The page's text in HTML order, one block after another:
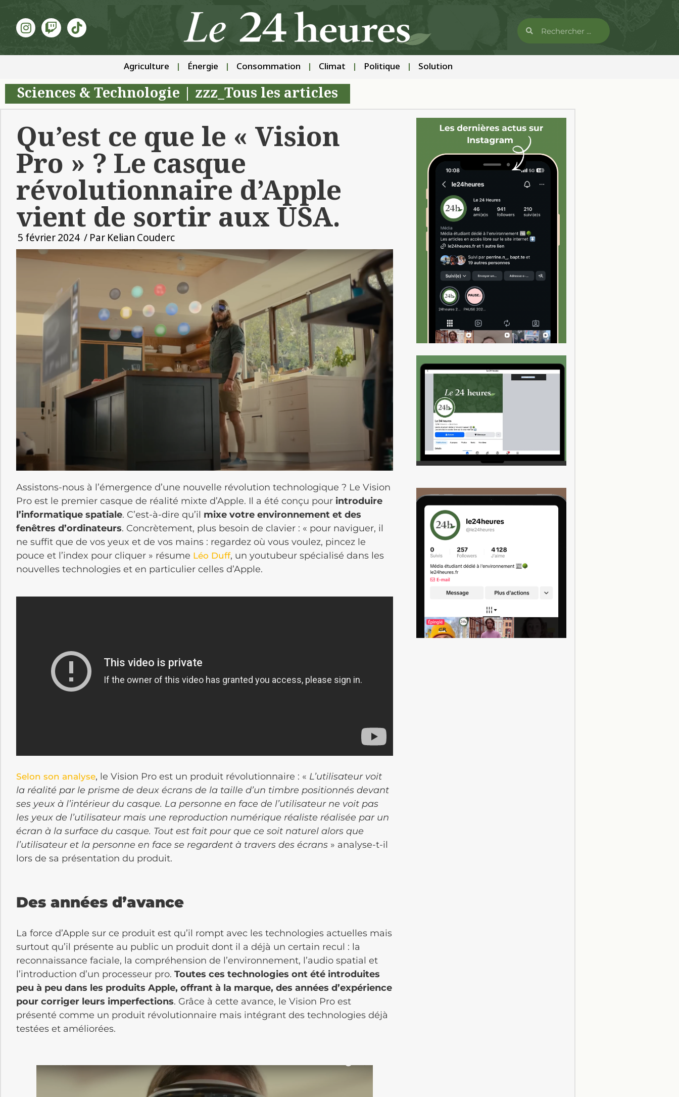
Agriculture Énergie Consommation Climat Politique Solution
Sciences & Technologie zzz_Tous les articles
Qu’est ce que le « Vision
Pro » ? Le casque
révolutionnaire d’Apple
vient de sortir aux USA.
5 février 2024 / Par Kelian Couderc
Assistons-nous à l’émergence d’une nouvelle révolution technologique ? Le Vision
Pro est le premier casque de réalité mixte d’Apple. Il a été conçu pour introduire
l’informatique spatiale. C’est-à-dire qu’il mixe votre environnement et des
fenêtres d’ordinateurs. Concrètement, plus besoin de clavier : « pour naviguer, il
ne suffit que de vos yeux et de vos mains : regardez où vous voulez, pincez le
pouce et l’index pour cliquer » résume Léo Duff, un youtubeur spécialisé dans les
nouvelles technologies et en particulier celles d’Apple.
Selon son analyse, le Vision Pro est un produit révolutionnaire : « L’utilisateur voit
la réalité par le prisme de deux écrans de la taille d’un timbre positionnés devant
ses yeux à l’intérieur du casque. La personne en face de l’utilisateur ne voit pas
les yeux de l’utilisateur mais une reproduction numérique réaliste réalisée par un
écran à la surface du casque. Tout est fait pour que ce soit naturel alors que
l’utilisateur et la personne en face se regardent à travers des écrans » analyse-t-il
lors de sa présentation du produit.
Des années d’avance
La force d’Apple sur ce produit est qu’il rompt avec les technologies actuelles mais
surtout qu’il présente au public un produit dont il a déjà un certain recul : la
reconnaissance faciale, la compréhension de l’environnement, l’audio spatial et
l’introduction d’un processeur pro. Toutes ces technologies ont été introduites
peu à peu dans les produits Apple, offrant à la marque, des années d’expérience
pour corriger leurs imperfections. Grâce à cette avance, le Vision Pro est
présenté comme un produit révolutionnaire mais intégrant des technologies déjà
testées et améliorées.